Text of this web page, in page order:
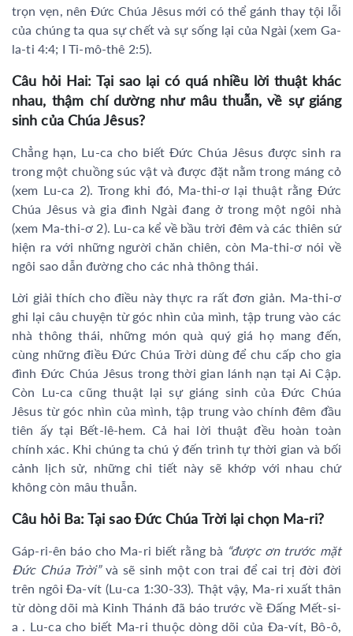
trọn vẹn, nên Đức Chúa Jêsus mới có thể gánh thay tội lỗi
của chúng ta qua sự chết và sự sống lại của Ngài (xem Ga-
la-ti 4:4; I Ti-mô-thê 2:5).
Câu hỏi Hai: Tại sao lại có quá nhiều lời thuật khác
nhau, thậm chí dường như mâu thuẫn, về sự giáng
sinh của Chúa Jêsus?
Chẳng hạn, Lu-ca cho biết Đức Chúa Jêsus được sinh ra
trong một chuồng súc vật và được đặt nằm trong máng cỏ
(xem Lu-ca 2). Trong khi đó, Ma-thi-ơ lại thuật rằng Đức
Chúa Jêsus và gia đình Ngài đang ở trong một ngôi nhà
(xem Ma-thi-ơ 2). Lu-ca kể về bầu trời đêm và các thiên sứ
hiện ra với những người chăn chiên, còn Ma-thi-ơ nói về
ngôi sao dẫn đường cho các nhà thông thái.
Lời giải thích cho điều này thực ra rất đơn giản. Ma-thi-ơ
ghi lại câu chuyện từ góc nhìn của mình, tập trung vào các
nhà thông thái, những món quà quý giá họ mang đến,
cùng những điều Đức Chúa Trời dùng để chu cấp cho gia
đình Đức Chúa Jêsus trong thời gian lánh nạn tại Ai Cập.
Còn Lu-ca cũng thuật lại sự giáng sinh của Đức Chúa
Jêsus từ góc nhìn của mình, tập trung vào chính đêm đầu
tiên ấy tại Bết-lê-hem. Cả hai lời thuật đều hoàn toàn
chính xác. Khi chúng ta chú ý đến trình tự thời gian và bối
cảnh lịch sử, những chi tiết này sẽ khớp với nhau chứ
không còn mâu thuẫn.
Câu hỏi Ba: Tại sao Đức Chúa Trời lại chọn Ma-ri?
Gáp-ri-ên báo cho Ma-ri biết rằng bà “được ơn trước mặt
Đức Chúa Trời” và sẽ sinh một con trai để cai trị đời đời
trên ngôi Đa-vít (Lu-ca 1:30-33). Thật vậy, Ma-ri xuất thân
từ dòng dõi mà Kinh Thánh đã báo trước về Đấng Mết-si-
a . Lu-ca cho biết Ma-ri thuộc dòng dõi của Đa-vít, Bô-ô,